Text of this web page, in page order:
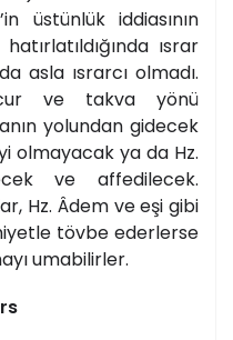
üstünlük iddiasının
ısrar
asla ısrarcı olmadı.
ve takva yönü
yolundan gidecek
olmayacak ya da Hz.
ve affedilecek.
Hz. Âdem ve eşi gibi
tövbe ederlerse
umabilirler.